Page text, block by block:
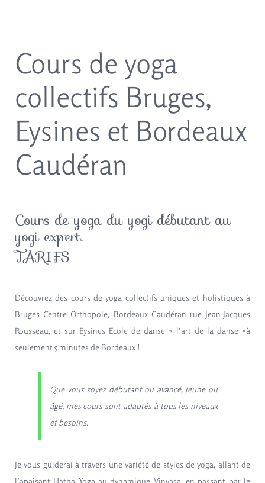
Cours de yoga
collectifs Bruges,
Eysines et Bordeaux
Caudéran
Cours de yoga du yogidébutant au
yogi expert.
TARIFS
Découvrez des cours de yoga collectifs uniques et holistiques à
Bruges Centre Orthopole, Bordeaux Caudéran rue Jean-Jacques
Rousseau, et sur Eysines Ecole de danse « l’art de la danse »à
seulement 5 minutes de Bordeaux !
Que vous soyez débutant ou avancé, jeune ou
âgé, mes cours sont adaptés à tous les niveaux
et besoins.
Je vous guiderai à travers une variété de styles de yoga, allant de